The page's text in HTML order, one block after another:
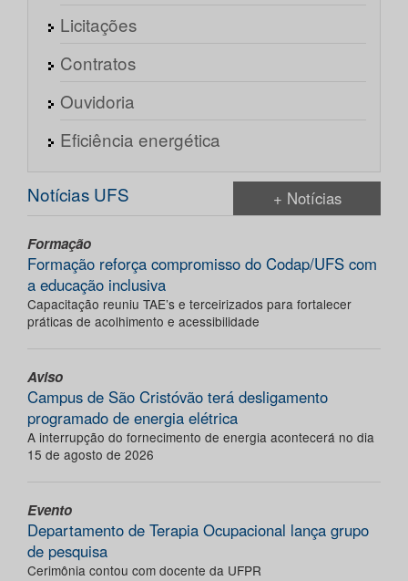
Licitações
Contratos
Ouvidoria
Eficiência energética
Notícias UFS + Notícias
Formação
Formação reforça compromisso do Codap/UFS com
a educação inclusiva
Capacitação reuniu TAE’s e terceirizados para fortalecer
práticas de acolhimento e acessibilidade
Aviso
Campus de São Cristóvão terá desligamento
programado de energia elétrica
A interrupção do fornecimento de energia acontecerá no dia
15 de agosto de 2026
Evento
Departamento de Terapia Ocupacional lança grupo
de pesquisa
Cerimônia contou com docente da UFPR